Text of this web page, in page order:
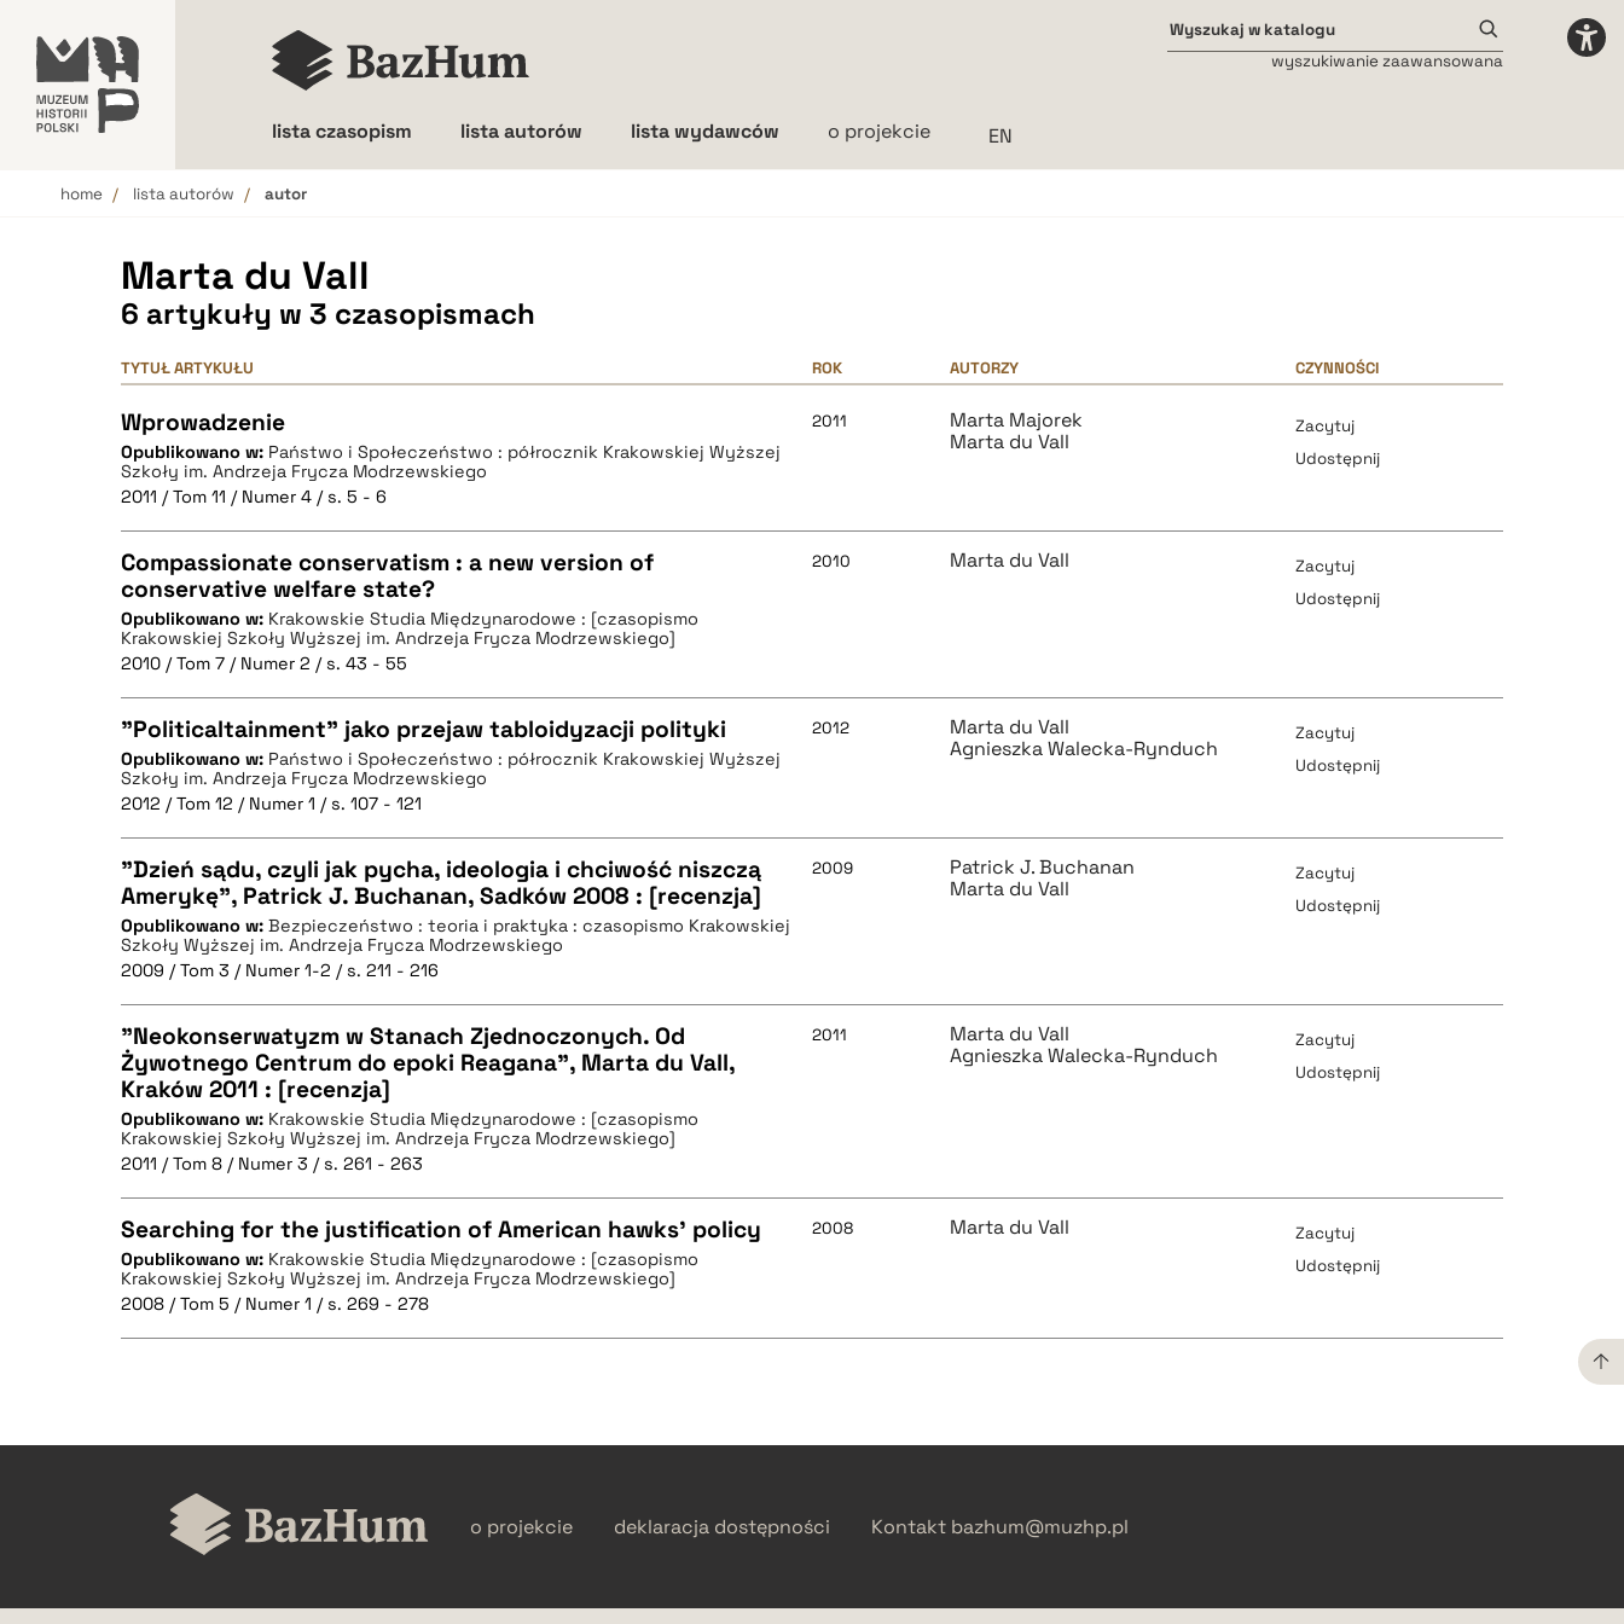
lista czasopism lista autorów lista wydawców o projekcie
wyszukiwanie zaawansowana
home lista autorów autor
Marta du Vall
6 artykuły w 3 czasopismach
TYTUŁ ARTYKUŁU ROK AUTORZY CZYNNOŚCI
Wprowadzenie
Opublikowano w: Państwo i Społeczeństwo : półrocznik Krakowskiej Wyższej
Szkoły im. Andrzeja Frycza Modrzewskiego
2011 / Tom 11 / Numer 4 / s. 5 - 6
2011
Marta Majorek
Marta du Vall
Zacytuj
Udostępnij
CZYSTY TEKST
BIBTEX
Compassionate conservatism : a new version of
conservative welfare state?
Opublikowano w: Krakowskie Studia Międzynarodowe : [czasopismo
Krakowskiej Szkoły Wyższej im. Andrzeja Frycza Modrzewskiego]
2010 / Tom 7 / Numer 2 / s. 43 - 55
2010 Marta du Vall
Zacytuj
Udostępnij
CZYSTY TEKST
pobierz cytat
BIBTEX
"Politicaltainment" jako przejaw tabloidyzacji polityki
Opublikowano w: Państwo i Społeczeństwo : półrocznik Krakowskiej Wyższej
Szkoły im. Andrzeja Frycza Modrzewskiego
2012 / Tom 12 / Numer 1 / s. 107 - 121
2012
Marta du Vall
Agnieszka Walecka-Rynduch
Zacytuj
Udostępnij
CZYSTY TEKST
BIBTEX
"Dzień sądu, czyli jak pycha, ideologia i chciwość niszczą
Amerykę", Patrick J. Buchanan, Sadków 2008 : [recenzja]
Opublikowano w: Bezpieczeństwo : teoria i praktyka : czasopismo Krakowskiej
Szkoły Wyższej im. Andrzeja Frycza Modrzewskiego
2009 / Tom 3 / Numer 1-2 / s. 211 - 216
2009
Patrick J. Buchanan
Marta du Vall
Zacytuj
Udostępnij
CZYSTY TEKST
BIBTEX
pobierz cytat
"Neokonserwatyzm w Stanach Zjednoczonych. Od
Żywotnego Centrum do epoki Reagana", Marta du Vall,
Kraków 2011 : [recenzja]
Opublikowano w: Krakowskie Studia Międzynarodowe : [czasopismo
Krakowskiej Szkoły Wyższej im. Andrzeja Frycza Modrzewskiego]
2011 / Tom 8 / Numer 3 / s. 261 - 263
2011
Marta du Vall
Agnieszka Walecka-Rynduch
Zacytuj
Udostępnij
CZYSTY TEKST
pobierz cytat
Searching for the justification of American hawks' policy
Opublikowano w: Krakowskie Studia Międzynarodowe : [czasopismo
Krakowskiej Szkoły Wyższej im. Andrzeja Frycza Modrzewskiego]
2008 / Tom 5 / Numer 1 / s. 269 - 278
2008 Marta du Vall
Zacytuj
Udostępnij
pobierz cytat
o projekcie deklaracja dostępności Kontakt bazhum@muzhp.pl